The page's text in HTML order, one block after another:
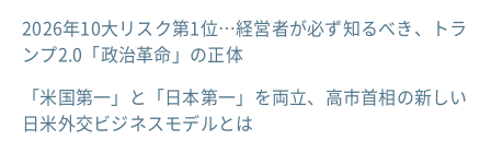
2026年10大リスク第1位…経営者が必ず知るべき、トラ
ンプ2.0「政治革命」の正体
「米国第一」と「日本第一」を両立、高市首相の新しい
日米外交ビジネスモデルとは